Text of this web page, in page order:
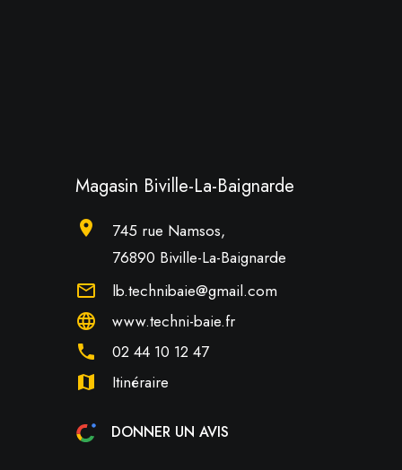
Magasin Biville-La-Baignarde
location_on
745 rue Namsos,
76890 Biville-La-Baignarde
mail_outline
lb.technibaie@gmail.com
language
www.techni-baie.fr
phone
02 44 10 12 47
map
Itinéraire
DONNER UN AVIS